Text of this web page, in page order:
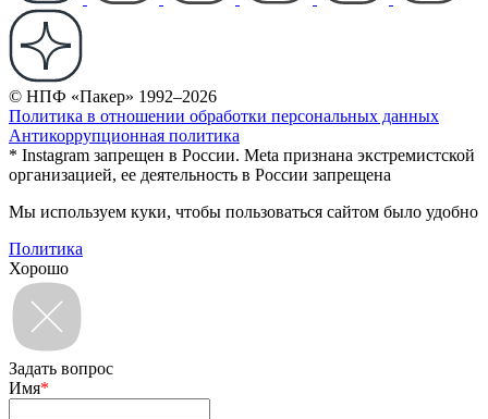
© НПФ «Пакер» 1992–2026
Политика в отношении обработки персональных данных
Антикоррупционная политика
* Instagram запрещен в России. Meta признана экстремистской
организацией, ее деятельность в России запрещена
Мы используем куки, чтобы пользоваться сайтом было удобно
Политика
Хорошо
Задать вопрос
Имя*